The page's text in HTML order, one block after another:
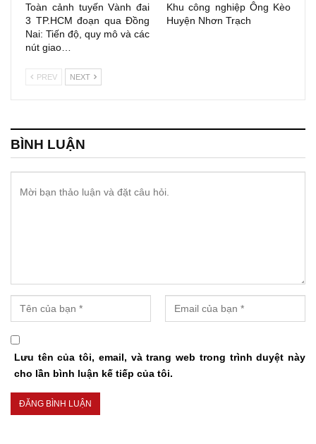
Toàn cảnh tuyến Vành đai
3 TP.HCM đoạn qua Đồng
Nai: Tiến độ, quy mô và các
nút giao…
Khu công nghiệp Ông Kèo
Huyện Nhơn Trạch
PREV NEXT
BÌNH LUẬN
Lưu tên của tôi, email, và trang web trong trình duyệt này
cho lần bình luận kế tiếp của tôi.